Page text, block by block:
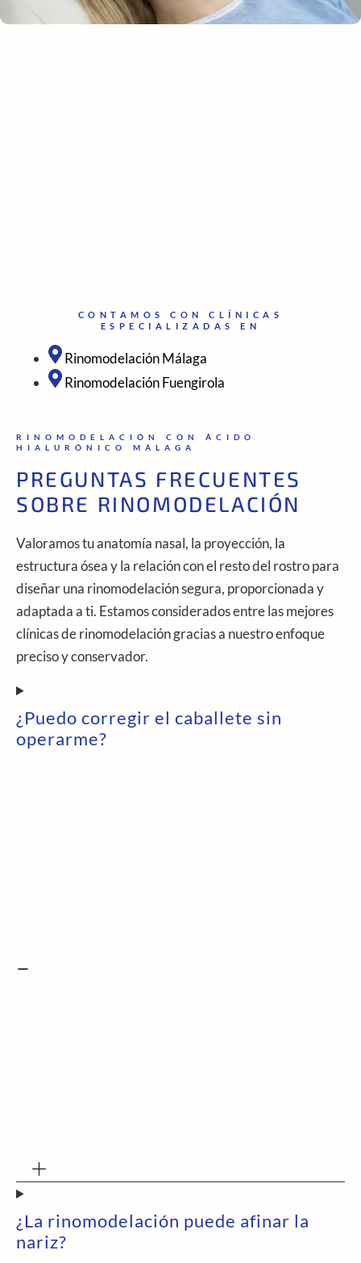
CONTAMOS CON CLÍNICAS
ESPECIALIZADAS EN
Rinomodelación Málaga
Rinomodelación Fuengirola
RINOMODELACIÓN CON ÁCIDO
HIALURÓNICO MÁLAGA
PREGUNTAS FRECUENTES
SOBRE RINOMODELACIÓN
Valoramos tu anatomía nasal, la proyección, la
estructura ósea y la relación con el resto del rostro para
diseñar una rinomodelación segura, proporcionada y
adaptada a ti. Estamos considerados entre las mejores
clínicas de rinomodelación gracias a nuestro enfoque
preciso y conservador.
¿Puedo corregir el caballete sin
operarme?
¿La rinomodelación puede afinar la
nariz?